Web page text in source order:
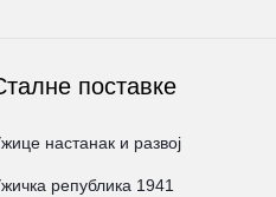
поставке
настанак и развој
република 1941